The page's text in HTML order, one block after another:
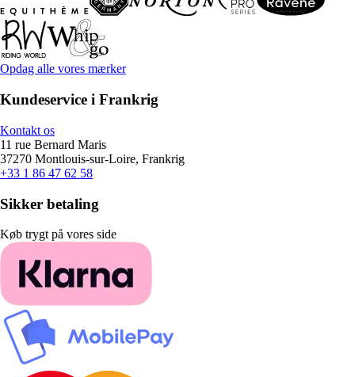
Opdag alle vores mærker
Kundeservice i Frankrig
Kontakt os
11 rue Bernard Maris
37270 Montlouis-sur-Loire, Frankrig
+33 1 86 47 62 58
Sikker betaling
Køb trygt på vores side